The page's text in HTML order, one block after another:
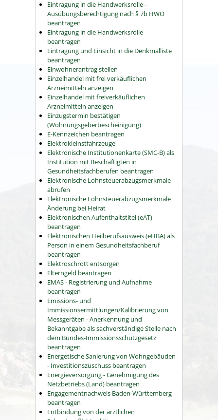
Eintragung in die Handwerksrolle -
Ausübungsberechtigung nach § 7b HWO
beantragen
Eintragung in die Handwerksrolle
beantragen
Eintragung und Einsicht in die Denkmalliste
beantragen
Einwohnerantrag stellen
Einzelhandel mit frei verkäuflichen
Arzneimitteln anzeigen
Einzelhandel mit freiverkäuflichen
Arzneimitteln anzeigen
Einzugstermin bestätigen
(Wohnungsgeberbescheinigung)
E-Kennzeichen beantragen
Elektrokleinstfahrzeuge
Elektronische Institutionenkarte (SMC-B) als
Institution mit Beschäftigten in
Gesundheitsfachberufen beantragen
Elektronische Lohnsteuerabzugsmerkmale
abrufen
Elektronische Lohnsteuerabzugsmerkmale
Änderung bei Heirat
Elektronischen Aufenthaltstitel (eAT)
beantragen
Elektronischen Heilberufsausweis (eHBA) als
Person in einem Gesundheitsfachberuf
beantragen
Elektroschrott entsorgen
Elterngeld beantragen
EMAS - Registrierung und Aufnahme
beantragen
Emissions- und
Immissionsermittlungen/Kalibrierung von
Messgeräten - Anerkennung und
Bekanntgabe als sachverständige Stelle nach
dem Bundes-Immissionsschutzgesetz
beantragen
Energetische Sanierung von Wohngebäuden
- Investitionszuschuss beantragen
Energieversorgung - Genehmigung des
Netzbetriebs (Land) beantragen
Engagementnachweis Baden-Württemberg
beantragen
Entbindung von der ärztlichen